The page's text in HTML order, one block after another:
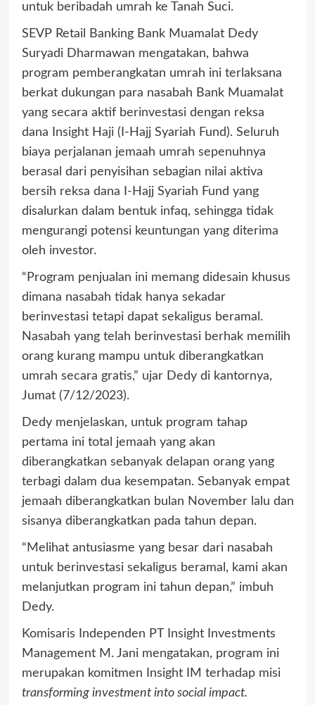
untuk beribadah umrah ke Tanah Suci.
SEVP Retail Banking Bank Muamalat Dedy
Suryadi Dharmawan mengatakan, bahwa
program pemberangkatan umrah ini terlaksana
berkat dukungan para nasabah Bank Muamalat
yang secara aktif berinvestasi dengan reksa
dana Insight Haji (I-Hajj Syariah Fund). Seluruh
biaya perjalanan jemaah umrah sepenuhnya
berasal dari penyisihan sebagian nilai aktiva
bersih reksa dana I-Hajj Syariah Fund yang
disalurkan dalam bentuk infaq, sehingga tidak
mengurangi potensi keuntungan yang diterima
oleh investor.
“Program penjualan ini memang didesain khusus
dimana nasabah tidak hanya sekadar
berinvestasi tetapi dapat sekaligus beramal.
Nasabah yang telah berinvestasi berhak memilih
orang kurang mampu untuk diberangkatkan
umrah secara gratis,” ujar Dedy di kantornya,
Jumat (7/12/2023).
Dedy menjelaskan, untuk program tahap
pertama ini total jemaah yang akan
diberangkatkan sebanyak delapan orang yang
terbagi dalam dua kesempatan. Sebanyak empat
jemaah diberangkatkan bulan November lalu dan
sisanya diberangkatkan pada tahun depan.
“Melihat antusiasme yang besar dari nasabah
untuk berinvestasi sekaligus beramal, kami akan
melanjutkan program ini tahun depan,” imbuh
Dedy.
Komisaris Independen PT Insight Investments
Management M. Jani mengatakan, program ini
merupakan komitmen Insight IM terhadap misi
transforming investment into social impact.